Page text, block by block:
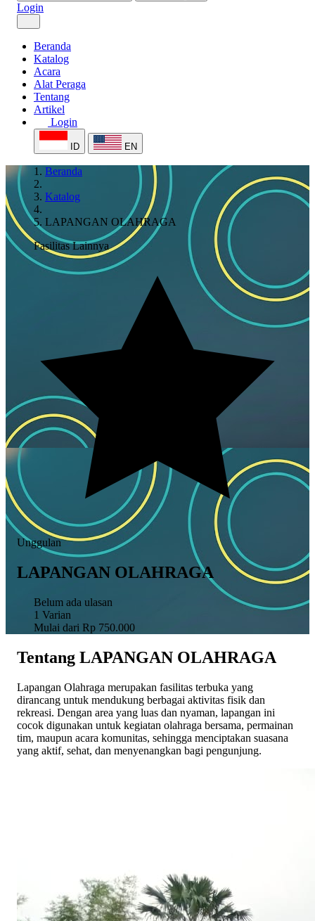
Login
Beranda
Katalog
Acara
Alat Peraga
Tentang
Artikel
Login
ID EN
Beranda
Katalog
LAPANGAN OLAHRAGA
Fasilitas Lainnya
Unggulan
LAPANGAN OLAHRAGA
Belum ada ulasan
1 Varian
Mulai dari Rp 750.000
Tentang LAPANGAN OLAHRAGA
Lapangan Olahraga merupakan fasilitas terbuka yang
dirancang untuk mendukung berbagai aktivitas fisik dan
rekreasi. Dengan area yang luas dan nyaman, lapangan ini
cocok digunakan untuk kegiatan olahraga bersama, permainan
tim, maupun acara komunitas, sehingga menciptakan suasana
yang aktif, sehat, dan menyenangkan bagi pengunjung.